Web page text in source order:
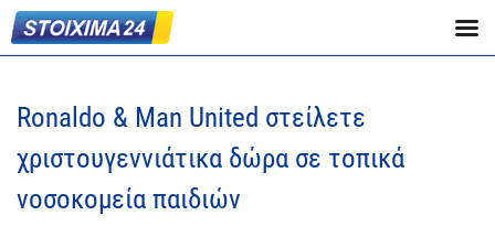
Ronaldo & Man United στείλετε
χριστουγεννιάτικα δώρα σε τοπικά
νοσοκομεία παιδιών